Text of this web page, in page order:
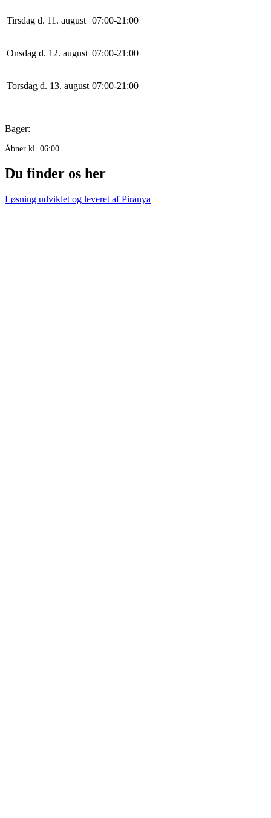
Tirsdag d. 11. august 07:00-21 :00
Onsdag d. 12. august 07:00-21 :00
Torsdag d. 13. august 07:00-21 :00
Bager:
Åbner kl. 06:00
Du finder os her
Løsning udviklet og leveret afPiranya